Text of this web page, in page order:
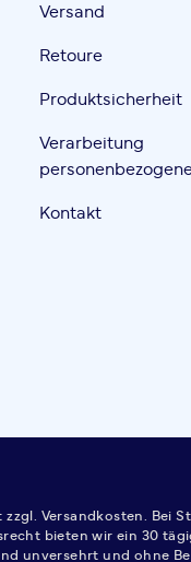
Versand
Retoure
Produktsicherheit
Verarbeitung
Kontakt
zzgl. Versandkosten. Bei
bieten wir ein 30
unversehrt und ohne